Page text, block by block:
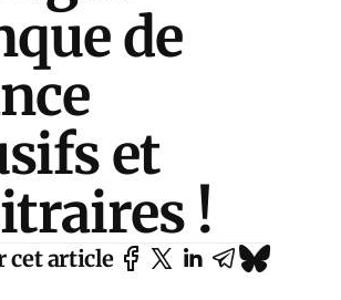
de
et
!
cet article